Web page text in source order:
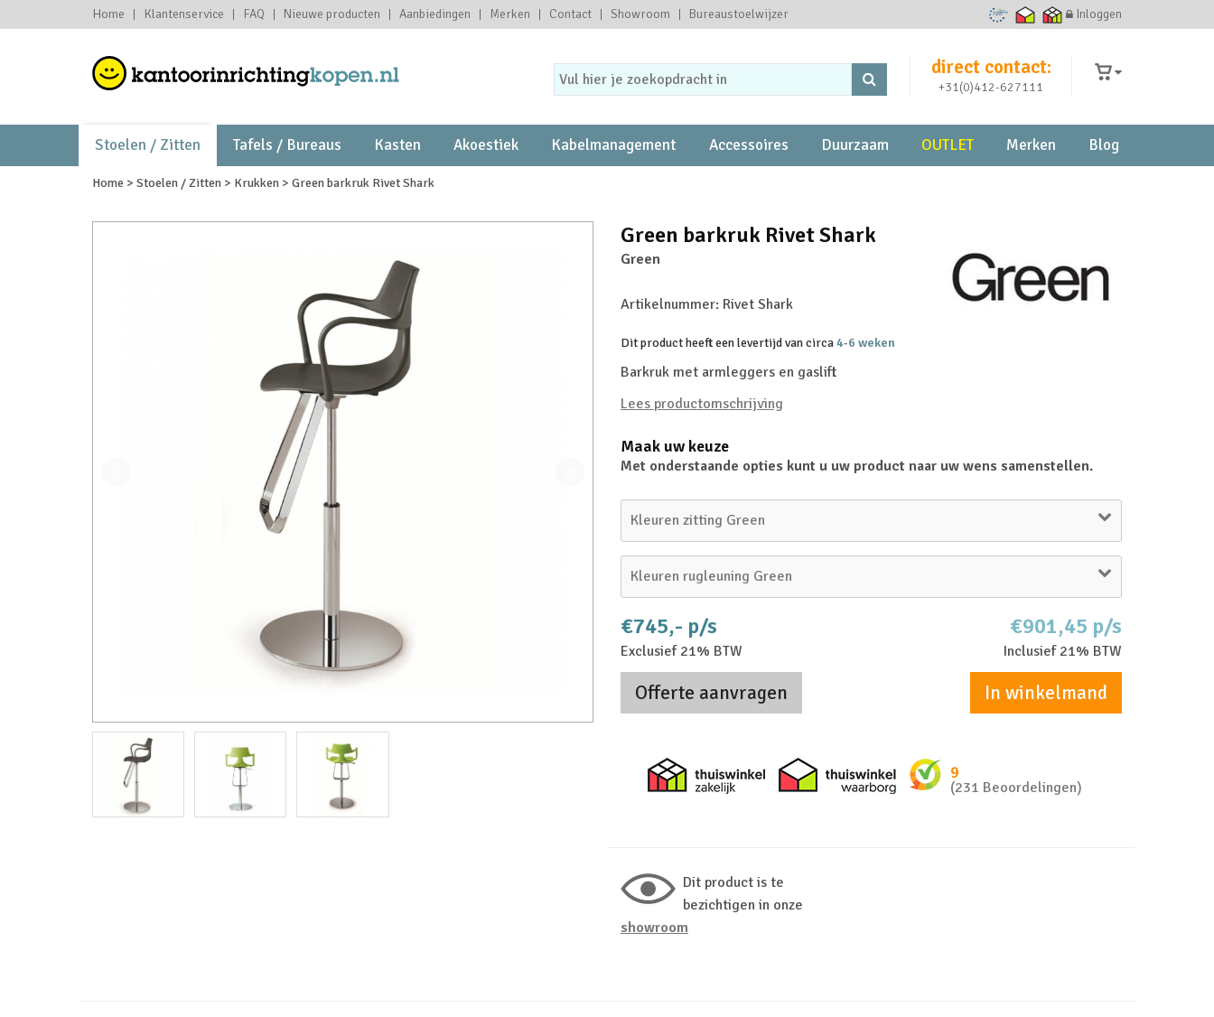
Home Klantenservice FAQ Nieuwe producten Aanbiedingen Merken Contact Showroom Bureaustoelwijzer Ecommerce Europe Trustmark
Thuiswinkel waarborg
Thuiswinkel zakelijk
Inloggen
direct contact:
+31(0)412-627111
Stoelen / Zitten Tafels / Bureaus Kasten Akoestiek Kabelmanagement Accessoires Duurzaam OUTLET Merken Blog
Home > Stoelen / Zitten > Krukken > Green barkruk Rivet Shark
Green barkruk Rivet Shark
Green
Artikelnummer: Rivet Shark
Dit product heeft een levertijd van circa4-6 weken
Barkruk met armleggers en gaslift
Lees productomschrijving
Maak uw keuze
Met onderstaande opties kunt u uw product naar uw wens samenstellen.
Kleuren zitting Green
Kleuren rugleuning Green
€745,- p/s
Exclusief 21% BTW
€901,45 p/s
Inclusief 21% BTW
In winkelmand
Offerte aanvragen
Thuiswinkel zakelijk Thuiswinkel waarborg
9
(231 Beoordelingen)
Dit product is te
bezichtigen in onze
showroom